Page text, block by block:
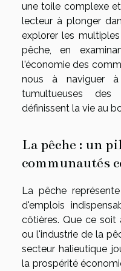
une toile complexe
lecteur à plonger
explorer les
pêche, en
l'économie des
nous à naviguer
tumultueuses des
définissent la vie au
La pêche : un
communautés
La pêche
d'emplois
côtières. Que ce soit
ou l'industrie de la
secteur halieutique
la prospérité